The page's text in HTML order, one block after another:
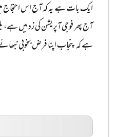
ایک بات ہے یہ کہ آج اس احتجاج
آج پھر فوجی آپریشن کی زد میں
ہے کہ پنجاب اپنا فرض بخوبی